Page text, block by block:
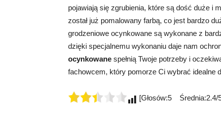
pojawiają się zgrubienia, które są dość duże i
został już pomalowany farbą, co jest bardzo
grodzeniowe ocynkowane są wykonane z
dzięki specjalnemu wykonaniu daje nam
ocynkowane spełnią Twoje potrzeby i
fachowcem, który pomorze Ci wybrać idealne
[Głosów:5 Średnia:2.4/